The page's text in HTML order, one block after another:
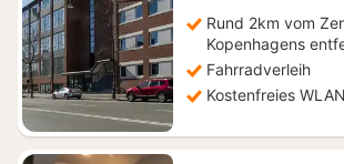
84,43
€
Rund 2km vom
Kopenhagens
Fahrradverleih
Kostenfreies WLAN